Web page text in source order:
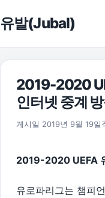
유발(Jubal)
2019-2020
인터넷 중계
게시일 2019년 9월 19일
2019-2020 UEFA
유로파리그는 챔피